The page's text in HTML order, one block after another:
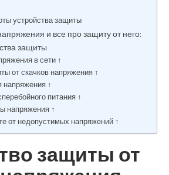
устройства защиты
и все про защиту от него:
защиты
в сети ↑
от скачков напряжения ↑
напряжения ↑
питания ↑
напряжения ↑
от недопустимых напряжений ↑
защиты от